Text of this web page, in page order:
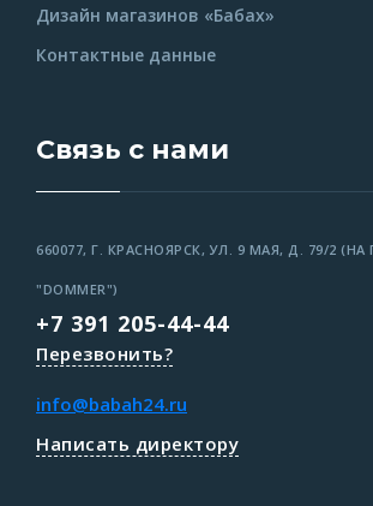
Дизайн магазинов «Бабах»
Контактные данные
Связь с нами
660077, Г. КРАСНОЯРСК, УЛ. 9 МАЯ, Д. 79/2 (НА
"DOMMER")
+7 391 205-44-44
Перезвонить?
info@babah24.ru
Написать директору